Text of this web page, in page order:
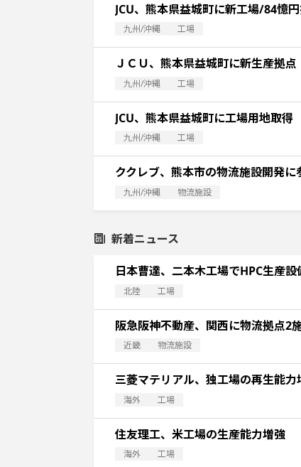
JCU、熊本県益城町に新工場/84憶
九州/沖縄 工場
ＪＣＵ、熊本県益城町に新生産拠点
九州/沖縄 工場
JCU、熊本県益城町に工場用地取得
九州/沖縄 工場
ククレブ、熊本市の物流施設開発に
九州/沖縄 物流施設
新着ニュース
日本曹達、二本木工場でHPC生産設
北陸 工場
阪急阪神不動産、関西に物流拠点2
近畿 物流施設
三菱マテリアル、独工場の再生能力
海外 工場
住友理工、米工場の生産能力増強
海外 工場